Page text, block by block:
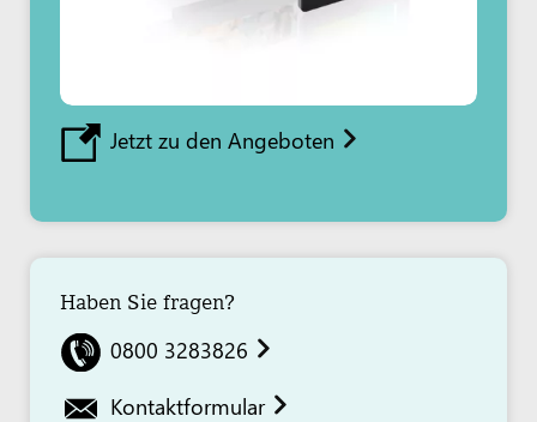
Jetzt zu den Angeboten
Haben Sie fragen?
0800 3283826
Kontaktformular